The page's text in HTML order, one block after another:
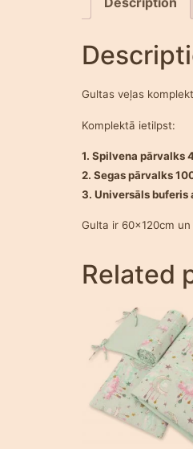
Gultas veļas
Komplektā ietilpst:
1. Spilvena pārvalks
2. Segas pārvalks
3. Universāls buferis
Gulta ir 60x120cm
Related